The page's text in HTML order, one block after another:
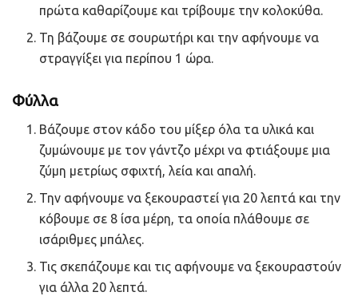
πρώτα καθαρίζουμε και τρίβουμε την κολοκύθα.
Τη βάζουμε σε σουρωτήρι και την αφήνουμε να
στραγγίξει για περίπου 1 ώρα.
Φύλλα
Βάζουμε στον κάδο του μίξερ όλα τα υλικά και
ζυμώνουμε με τον γάντζο μέχρι να φτιάξουμε μια
ζύμη μετρίως σφιχτή, λεία και απαλή.
Την αφήνουμε να ξεκουραστεί για 20 λεπτά και την
κόβουμε σε 8 ίσα μέρη, τα οποία πλάθουμε σε
ισάριθμες μπάλες.
Τις σκεπάζουμε και τις αφήνουμε να ξεκουραστούν
για άλλα 20 λεπτά.